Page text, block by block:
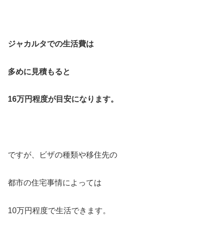
ジャカルタでの生活費は
多めに見積もると
16万円程度が目安になります。
ですが、ビザの種類や移住先の
都市の住宅事情によっては
10万円程度で生活できます。